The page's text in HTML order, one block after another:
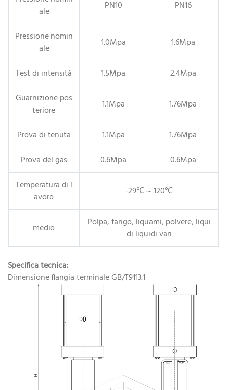
ale
PN10 PN16
Pressione nomin
ale
1.0Mpa 1.6Mpa
Test di intensità 1.5Mpa
2.4Mpa
Guarnizione pos
teriore
1.1Mpa 1.76Mpa
Prova di tenuta 1.1Mpa
1.76Mpa
Prova del gas
0.6Mpa
0.6Mpa
Temperatura di l
avoro
-29℃ ~ 120℃
medio
Polpa, fango, liquami, polvere, liqui
di liquidi vari
Specifica tecnica:
Dimensione flangia terminale GB/T9113.1